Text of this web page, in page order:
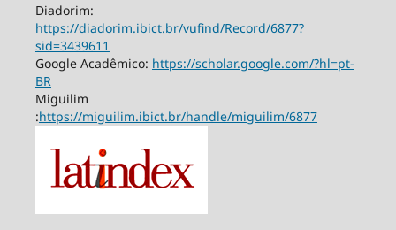
Diadorim:
https://diadorim.ibict.br/vufind/Record/6877?
sid=3439611
Google Acadêmico: https://scholar.google.com/?hl=pt-
BR
Miguilim
:https://miguilim.ibict.br/handle/miguilim/6877